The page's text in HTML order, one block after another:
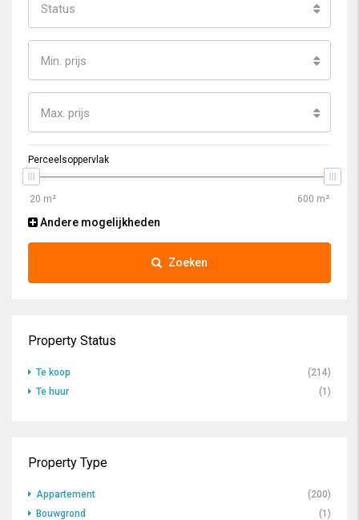
Status
Min. prijs
Max. prijs
Perceelsoppervlak
Andere mogelijkheden
Zoeken
Property Status
Te koop
(214)
Te huur
(1)
Property Type
Appartement
(200)
Bouwgrond
(1)